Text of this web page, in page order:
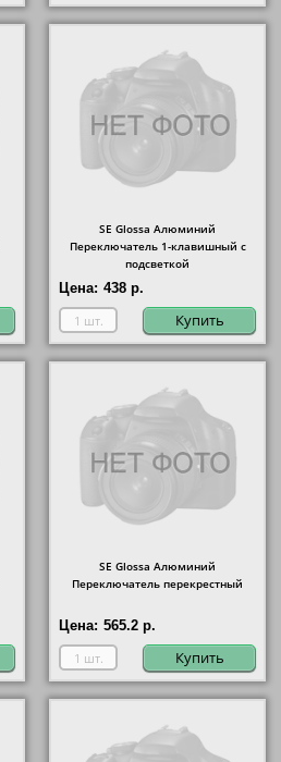
SE Glossa Алюминий
Переключатель 1-клавишный с
подсветкой
Цена: 438 р.
Купить
SE Glossa Алюминий
Переключатель перекрестный
Цена: 565.2 р.
Купить